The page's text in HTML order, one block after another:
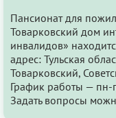
Пансионат для
Товарковский дом
инвалидов»
адрес: Тульская
Товарковский,
График работы —
Задать вопросы